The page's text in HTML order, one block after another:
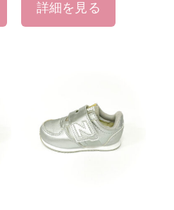
詳細を見る